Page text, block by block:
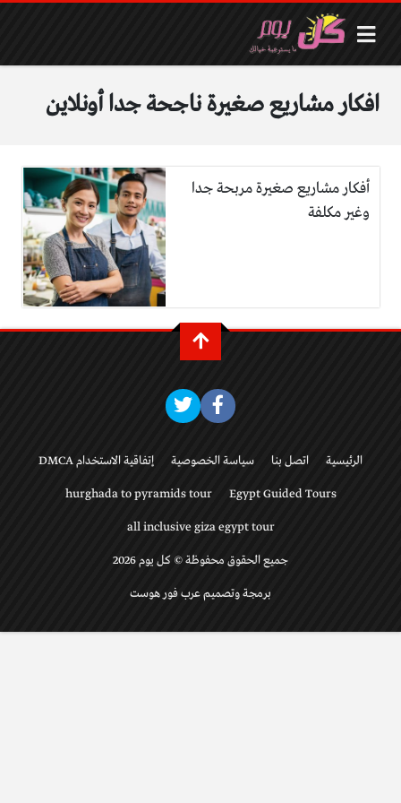
افكار مشاريع صغيرة ناجحة جدا أونلاين
أفكار مشاريع صغيرة مربحة جدا
وغير مكلفة
الرئيسية اتصل بنا سياسة الخصوصية إتفاقية الاستخدام DMCA
Egypt Guided Tours
hurghada to pyramids tour
all inclusive giza egypt tour
جميع الحقوق محفوظة © كل يوم 2026
برمجة وتصميم عرب فور هوست